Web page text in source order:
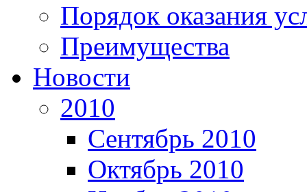
Порядок оказания
Преимущества
Новости
2010
Сентябрь 2010
Октябрь 2010